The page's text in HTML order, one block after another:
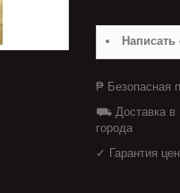
Написать
₱ Безопасная
⛟ Доставка в
города
✓ Гарантия